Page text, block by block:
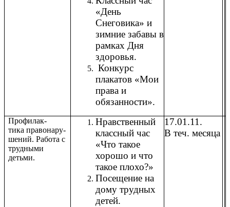
«День
Снеговика» и
зимние забавы в
рамках Дня
здоровья.
Конкурс
плакатов «Мои
права и
обязанности».
Профилак-
тика правонару-
шений. Работа с
трудными
детьми.
Нравственный
классный час
«Что такое
хорошо и что
такое плохо?»
Посещение на
дому трудных
детей.
17.01.11.
В теч. месяца